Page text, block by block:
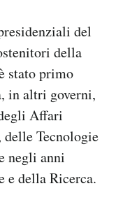
del
della
stato primo
in altri governi,
Affari
Tecnologie
negli anni
e della Ricerca.